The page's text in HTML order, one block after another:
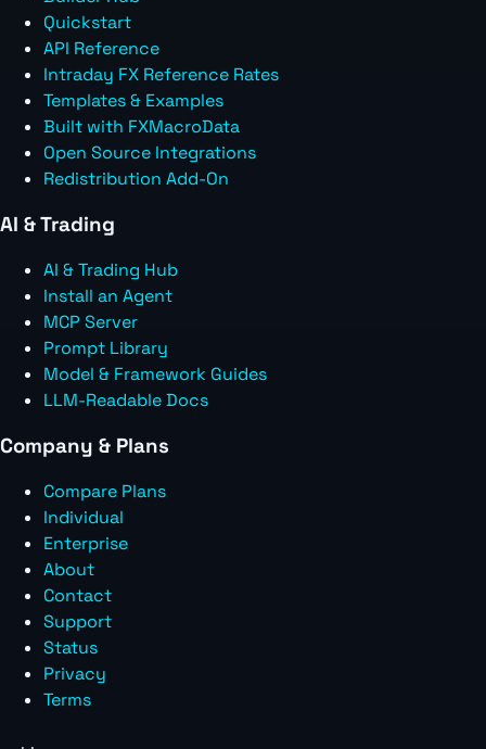
Quickstart
API Reference
Intraday FX Reference Rates
Templates & Examples
Built with FXMacroData
Open Source Integrations
Redistribution Add-On
AI & Trading
AI & Trading Hub
Install an Agent
MCP Server
Prompt Library
Model & Framework Guides
LLM-Readable Docs
Company & Plans
Compare Plans
Individual
Enterprise
About
Contact
Support
Status
Privacy
Terms